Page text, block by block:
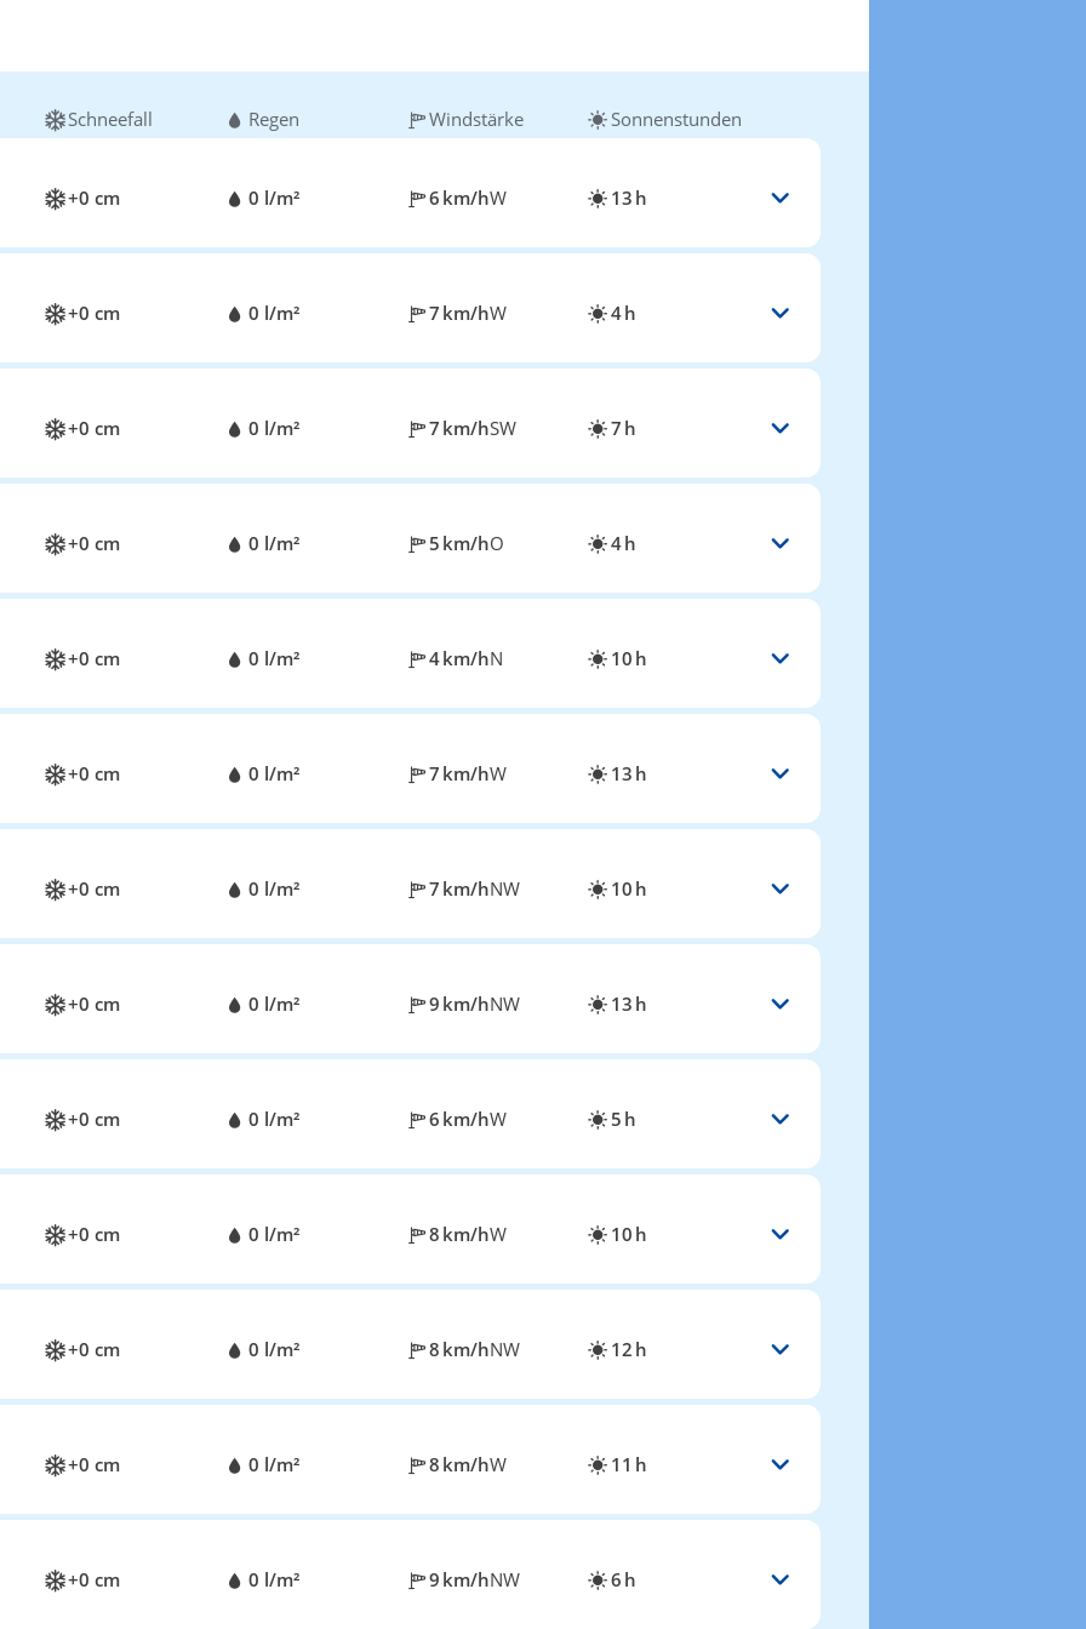
Schneefall Regen Windstärke Sonnenstunden
+0 cm 0 l/m² 6 km/hW 13 h
+0 cm 0 l/m² 7 km/hW 4 h
+0 cm 0 l/m² 7 km/hSW 7 h
+0 cm 0 l/m² 5 km/hO 4 h
+0 cm 0 l/m² 4 km/hN 10 h
+0 cm 0 l/m² 7 km/hW 13 h
+0 cm 0 l/m² 7 km/hNW 10 h
+0 cm 0 l/m² 9 km/hNW 13 h
+0 cm 0 l/m² 6 km/hW 5 h
+0 cm 0 l/m² 8 km/hW 10 h
+0 cm 0 l/m² 8 km/hNW 12 h
+0 cm 0 l/m² 8 km/hW 11 h
+0 cm 0 l/m² 9 km/hNW 6 h